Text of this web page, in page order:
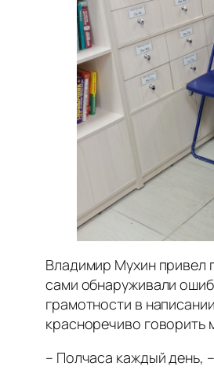
Владимир Мухин привел
сами обнаруживали
грамотности в
красноречиво говорить
– Полчаса каждый день,